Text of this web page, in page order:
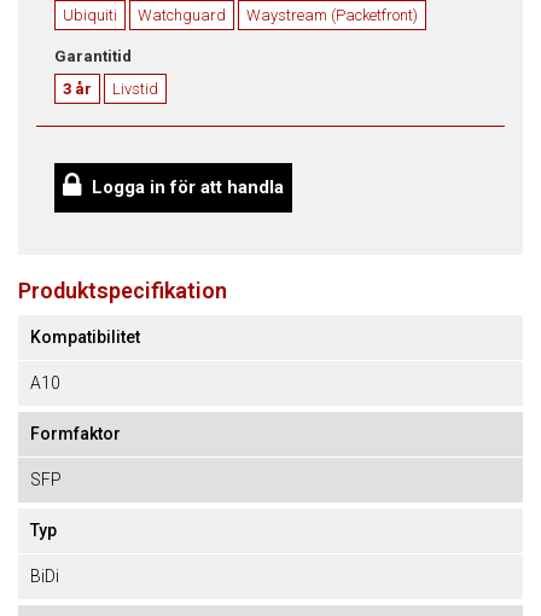
Ubiquiti
Watchguard Waystream (Packetfront)
Garantitid
3 år
Livstid
Logga in för att handla
Produktspecifikation
Kompatibilitet
A10
Formfaktor
SFP
Typ
BiDi